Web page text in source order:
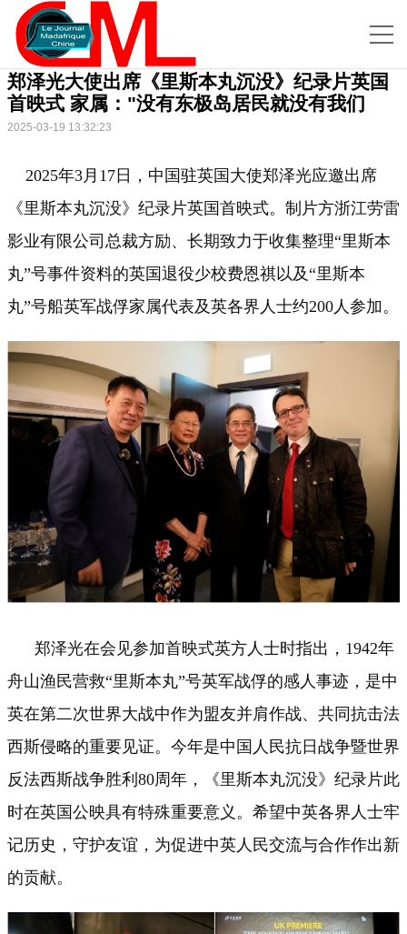
郑泽光大使出席《里斯本丸沉没》纪录片英国
首映式 家属："没有东极岛居民就没有我们
2025-03-19 13:32:23
2025年3月17日，中国驻英国大使郑泽光应邀出席
《里斯本丸沉没》纪录片英国首映式。制片方浙江劳雷
影业有限公司总裁方励、长期致力于收集整理“里斯本
丸”号事件资料的英国退役少校费恩祺以及“里斯本
丸”号船英军战俘家属代表及英各界人士约200人参加。
郑泽光在会见参加首映式英方人士时指出，1942年
舟山渔民营救“里斯本丸”号英军战俘的感人事迹，是中
英在第二次世界大战中作为盟友并肩作战、共同抗击法
西斯侵略的重要见证。今年是中国人民抗日战争暨世界
反法西斯战争胜利80周年，《里斯本丸沉没》纪录片此
时在英国公映具有特殊重要意义。希望中英各界人士牢
记历史，守护友谊，为促进中英人民交流与合作作出新
的贡献。